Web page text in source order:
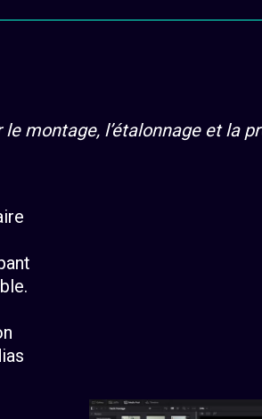
montage, l’étalonnage et la